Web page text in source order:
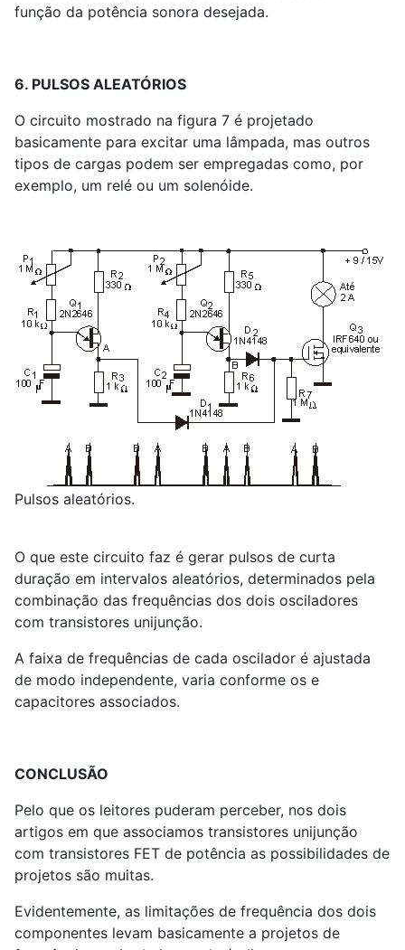
função da potência sonora desejada.
6. PULSOS ALEATÓRIOS
O circuito mostrado na figura 7 é projetado
basicamente para excitar uma lâmpada, mas outros
tipos de cargas podem ser empregadas como, por
exemplo, um relé ou um solenóide.
Pulsos aleatórios.
O que este circuito faz é gerar pulsos de curta
duração em intervalos aleatórios, determinados pela
combinação das frequências dos dois osciladores
com transistores unijunção.
A faixa de frequências de cada oscilador é ajustada
de modo independente, varia conforme os e
capacitores associados.
CONCLUSÃO
Pelo que os leitores puderam perceber, nos dois
artigos em que associamos transistores unijunção
com transistores FET de potência as possibilidades de
projetos são muitas.
Evidentemente, as limitações de frequência dos dois
componentes levam basicamente a projetos de